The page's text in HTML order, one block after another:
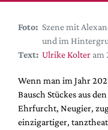
Premierensuche
Festival-Planer
Alle Hefte
Leseproben
Foto: Szene mit
und im
Text: Ulrike Kolter am
Wenn man im Jahr
Bausch Stückes aus
Ehrfurcht, Neugier,
einzigartiger,